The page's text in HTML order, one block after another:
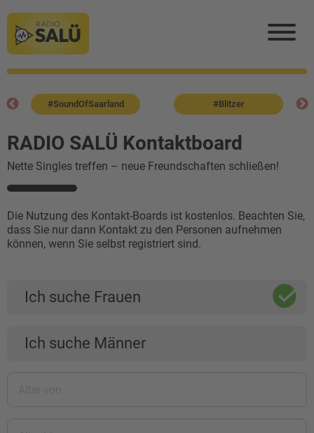
#SoundOfSaarland #Blitzer
RADIO SALÜ Kontaktboard
Nette Singles treffen – neue Freundschaften schließen!
Die Nutzung des Kontakt-Boards ist kostenlos. Beachten Sie,
dass Sie nur dann Kontakt zu den Personen aufnehmen
können, wenn Sie selbst registriert sind.
Ich suche Frauen
Ich suche Männer